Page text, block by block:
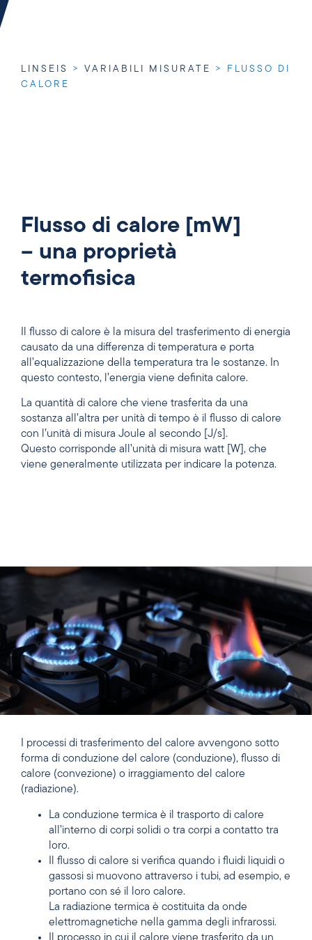
LINSEIS > VARIABILI MISURATE > FLUSSO DI
CALORE
Flusso di calore [mW]
– una proprietà
termofisica
Il flusso di calore è la misura del trasferimento di energia
causato da una differenza di temperatura e porta
all’equalizzazione della temperatura tra le sostanze. In
questo contesto, l’energia viene definita calore.
La quantità di calore che viene trasferita da una
sostanza all’altra per unità di tempo è il flusso di calore
con l’unità di misura Joule al secondo [J/s].
Questo corrisponde all’unità di misura watt [W], che
viene generalmente utilizzata per indicare la potenza.
I processi di trasferimento del calore avvengono sotto
forma di conduzione del calore (conduzione), flusso di
calore (convezione) o irraggiamento del calore
(radiazione).
La conduzione termica è il trasporto di calore
all’interno di corpi solidi o tra corpi a contatto tra
loro.
Il flusso di calore si verifica quando i fluidi liquidi o
gassosi si muovono attraverso i tubi, ad esempio, e
portano con sé il loro calore.
La radiazione termica è costituita da onde
elettromagnetiche nella gamma degli infrarossi.
Il processo in cui il calore viene trasferito da un